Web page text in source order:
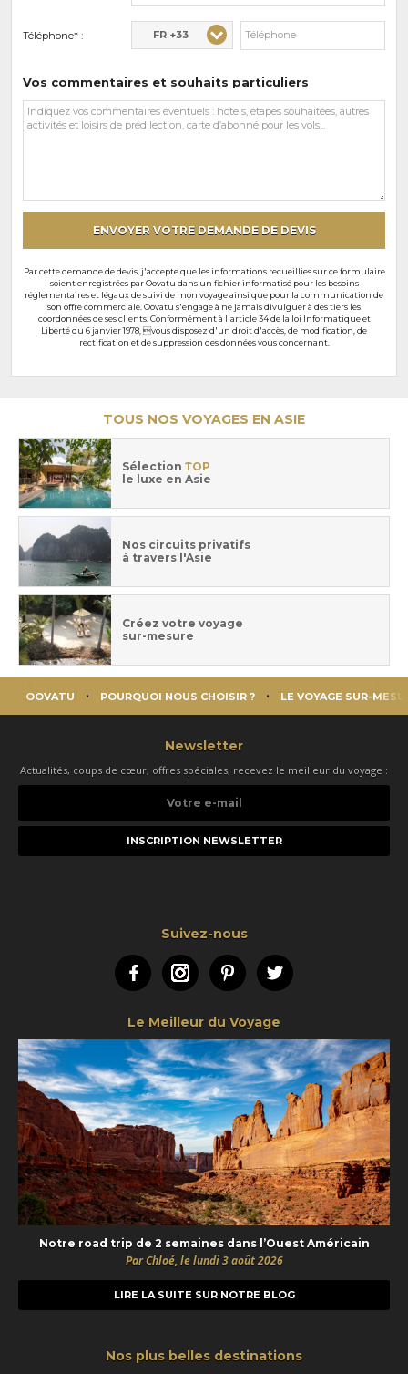
Téléphone* : FR +33
Vos commentaires et souhaits particuliers
Vos
commentaires
ENVOYER VOTRE DEMANDE DE DEVIS
Par cette demande de devis, j'accepte que les informations recueillies sur ce formulaire
soient enregistrées par Oovatu dans un fichier informatisé pour les besoins
réglementaires et légaux de suivi de mon voyage ainsi que pour la communication de
son offre commerciale. Oovatu s'engage à ne jamais divulguer à des tiers les
coordonnées de ses clients. Conformément à l'article 34 de la loi Informatique et
Liberté du 6 janvier 1978, vous disposez d'un droit d'accès, de modification, de
rectification et de suppression des données vous concernant.
TOUS NOS VOYAGES EN ASIE
Sélection TOP
le luxe en Asie
Nos circuits privatifs
à travers l'Asie
Créez votre voyage
sur-mesure
OOVATU POURQUOI NOUS CHOISIR ? LE VOYAGE SUR-
Newsletter
Actualités, coups de cœur, offres spéciales, recevez le meilleur du voyage :
e-
Suivez-nous
FacebookInstagramPinterestTwitter
Le Meilleur du Voyage
Notre road trip de 2 semaines dans l’Ouest Américain
Par Chloé, le lundi 3 août 2026
LIRE LA SUITE SUR NOTRE BLOG
Nos plus belles destinations